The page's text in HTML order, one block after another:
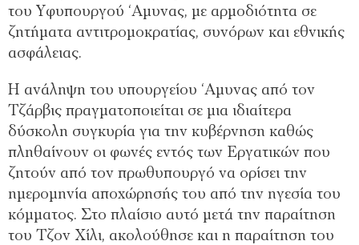
του Υφυπουργού ‘Αμυνας, με αρμοδιότητα σε
ζητήματα αντιτρομοκρατίας, συνόρων και εθνικής
ασφάλειας.
Η ανάληψη του υπουργείου ‘Αμυνας από τον
Τζάρβις πραγματοποιείται σε μια ιδιαίτερα
δύσκολη συγκυρία για την κυβέρνηση καθώς
πληθαίνουν οι φωνές εντός των Εργατικών που
ζητούν από τον πρωθυπουργό να ορίσει την
ημερομηνία αποχώρησής του από την ηγεσία του
κόμματος. Στο πλαίσιο αυτό μετά την παραίτηση
του Τζον Χίλι, ακολούθησε και η παραίτηση του